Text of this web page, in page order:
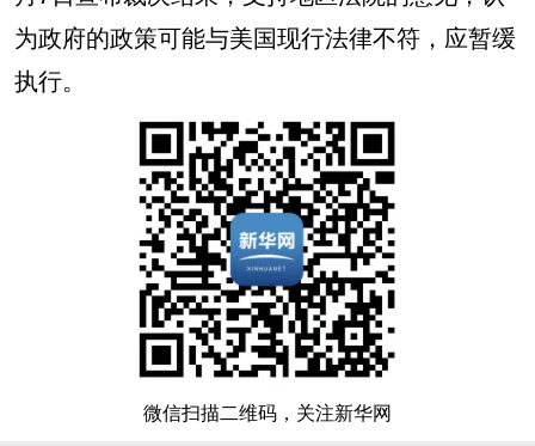
为政府的政策可能与美国现行法律不符，应暂缓
执行。
微信扫描二维码，关注新华网